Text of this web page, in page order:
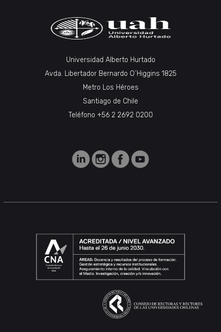
Universidad Alberto Hurtado
Avda. Libertador Bernardo O´Higgins 1825
Metro Los Héroes
Santiago de Chile
Teléfono +56 2 2692 0200